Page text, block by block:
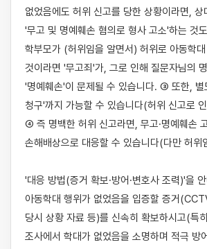
없었음에도 허위 신고를 당한 상황이라면,
'무고 및 명예훼손 혐의로 형사 고소'하는 것
학부모가 (허위임을 알면서) 허위로 아동학
것이라면 '무고죄'가, 그로 인해 질문자님의
'명예훼손'이 문제될 수 있습니다. ③ 또한, 별
청구'까지 가능할 수 있습니다(허위 신고로
④ 즉 명백한 허위 신고라면, 무고·명예훼손
손해배상으로 대응할 수 있습니다(다만 허위
'대응 방법(증거 확보·방어·변호사 조력)'을
아동학대 행위가 없었음을 입증할 증거
당시 상황 자료 등)를 신속히 확보하시고(특
조사에서 학대가 없었음을 소명하며 적극 방